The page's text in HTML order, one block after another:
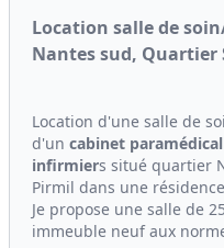
Location salle de
Nantes sud, Quartier
Location d'une salle de
d'un cabinet paramédical
infirmiers situé quartier
Pirmil dans une
Je propose une salle de
immeuble neuf aux